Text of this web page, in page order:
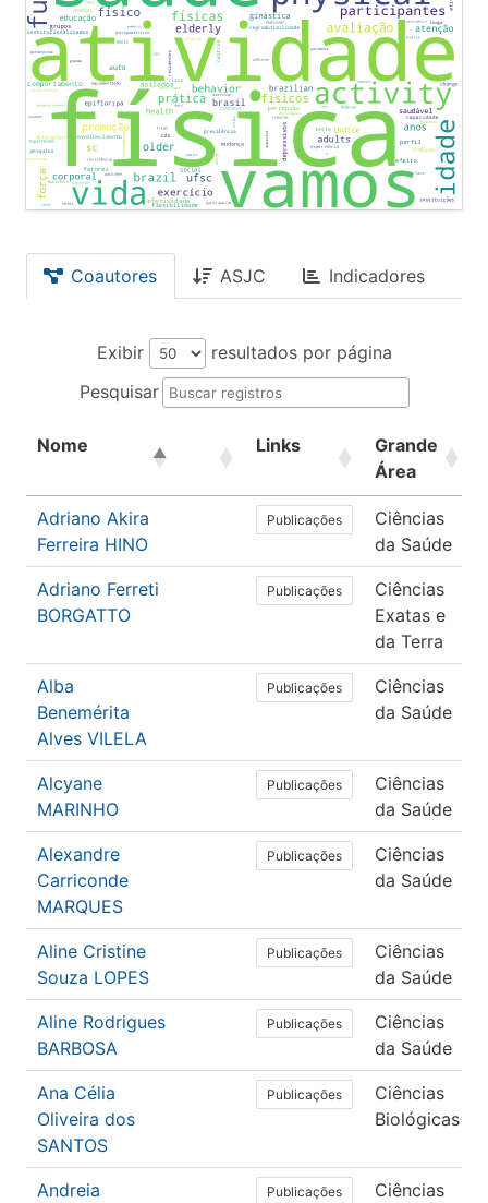
Coautores ASJC Indicadores
Exibir
resultados por página
Pesquisar
Nome Links
Grande
Área
Adriano Akira
Ferreira HINO
Publicações
Ciências
da Saúde
Adriano Ferreti
BORGATTO
Publicações
Ciências
Exatas e
da Terra
Alba
Benemérita
Alves VILELA
Publicações
Ciências
da Saúde
Alcyane
MARINHO
Publicações
Ciências
da Saúde
Alexandre
Carriconde
MARQUES
Publicações
Ciências
da Saúde
Aline Cristine
Souza LOPES
Publicações
Ciências
da Saúde
Aline Rodrigues
BARBOSA
Publicações
Ciências
da Saúde
Ana Célia
Oliveira dos
SANTOS
Publicações
Ciências
Biológicas
Andreia
Publicações
Ciências